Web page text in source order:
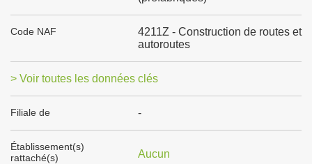
Code NAF
4211Z - Construction de routes et
autoroutes
> Voir toutes les données clés
Filiale de -
Établissement(s)
rattaché(s)
Aucun